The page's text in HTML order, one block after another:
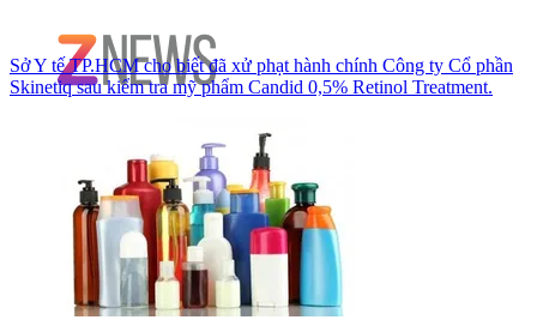
Sở Y tế TP.HCM cho biết đã xử phạt hành chính Công ty Cổ phần
Skinetiq sau kiểm tra mỹ phẩm Candid 0,5% Retinol Treatment.